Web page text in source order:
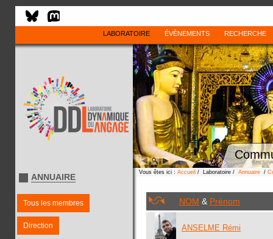
LABORATOIRE ÉVÈNEMENTS RECHERCHE
ANNUAIRE
Tous les membres
Direction
Vous êtes ici : Accueil / Laboratoire / Annuaire /
NOM & Prénom
ANSELME Rémi